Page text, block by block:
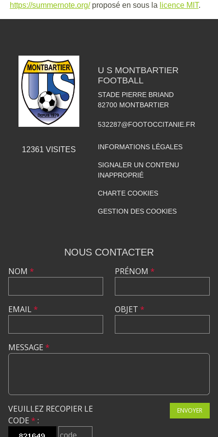
https://summernote.org/proposé en sous la licence MIT.
12361 VISITES
U S MONTBARTIER
FOOTBALL
STADE PIERRE BRIAND
82700 MONTBARTIER
532287@FOOTOCCITANIE.FR
INFORMATIONS LÉGALES
SIGNALER UN CONTENU
INAPPROPRIÉ
CHARTE COOKIES
GESTION DES COOKIES
NOUS CONTACTER
NOM *
EMAIL*
PRÉNOM *
OBJET *
MESSAGE *
VEUILLEZ RECOPIER LE
CODE * :
ENVOYER